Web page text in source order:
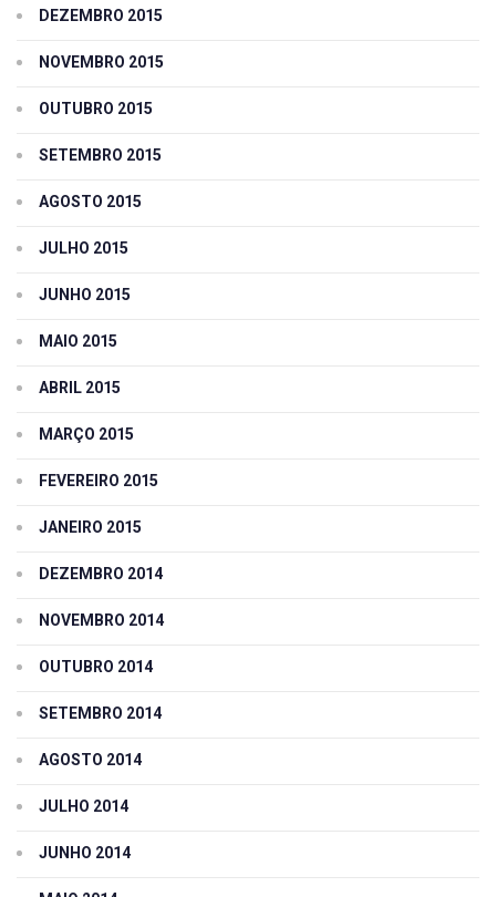
DEZEMBRO 2015
NOVEMBRO 2015
OUTUBRO 2015
SETEMBRO 2015
AGOSTO 2015
JULHO 2015
JUNHO 2015
MAIO 2015
ABRIL 2015
MARÇO 2015
FEVEREIRO 2015
JANEIRO 2015
DEZEMBRO 2014
NOVEMBRO 2014
OUTUBRO 2014
SETEMBRO 2014
AGOSTO 2014
JULHO 2014
JUNHO 2014